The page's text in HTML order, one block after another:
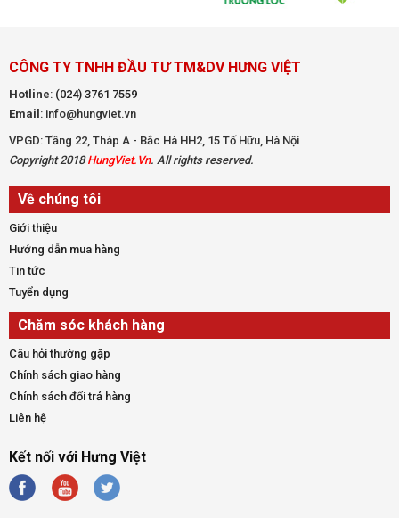
CÔNG TY TNHH ĐẦU TƯ TM&DV HƯNG VIỆT
Hotline: (024) 3761 7559
Email : info@hungviet.vn
VPGD: Tầng 22, Tháp A - Bắc Hà HH2, 15 Tố Hữu, Hà Nội
Copyright 2018HungViet.Vn. All rights reserved.
Về chúng tôi
Giới thiệu
Hướng dẫn mua hàng
Tin tức
Tuyển dụng
Chăm sóc khách hàng
Câu hỏi thường gặp
Chính sách giao hàng
Chính sách đổi trả hàng
Liên hệ
Kết nối với Hưng Việt